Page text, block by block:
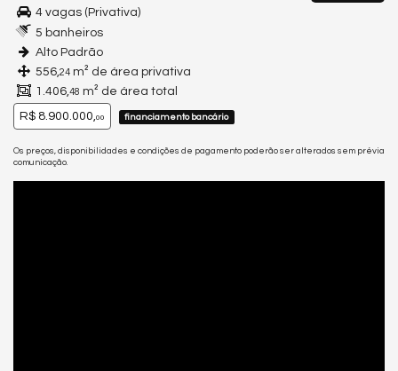
4 vagas (Privativa)
5 banheiros
Alto Padrão
556,24 m² de área privativa
1.406,48 m² de área total
R$ 8.900.000,00 financiamento bancário
Os preços, disponibilidades e condições de pagamento poderão ser alterados sem prévia
comunicação.